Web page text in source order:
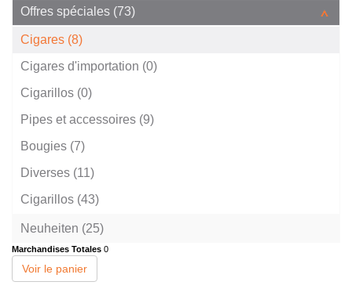
Offres spéciales (73)
Cigares (8)
Cigares d'importation (0)
Cigarillos (0)
Pipes et accessoires (9)
Bougies (7)
Diverses (11)
Cigarillos (43)
Neuheiten (25)
Marchandises Totales 0
Voir le panier